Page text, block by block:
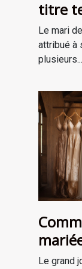
titre
Le mari
attribué à
plusieurs...
Le grand